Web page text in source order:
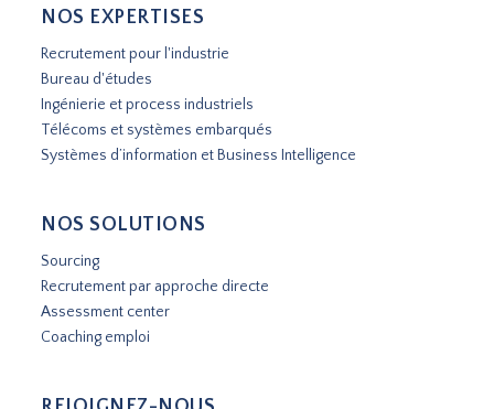
NOS EXPERTISES
Recrutement pour l'industrie
Bureau d'études
Ingénierie et process industriels
Télécoms et systèmes embarqués
Systèmes d’information et Business Intelligence
NOS SOLUTIONS
Sourcing
Recrutement par approche directe
Assessment center
Coaching emploi